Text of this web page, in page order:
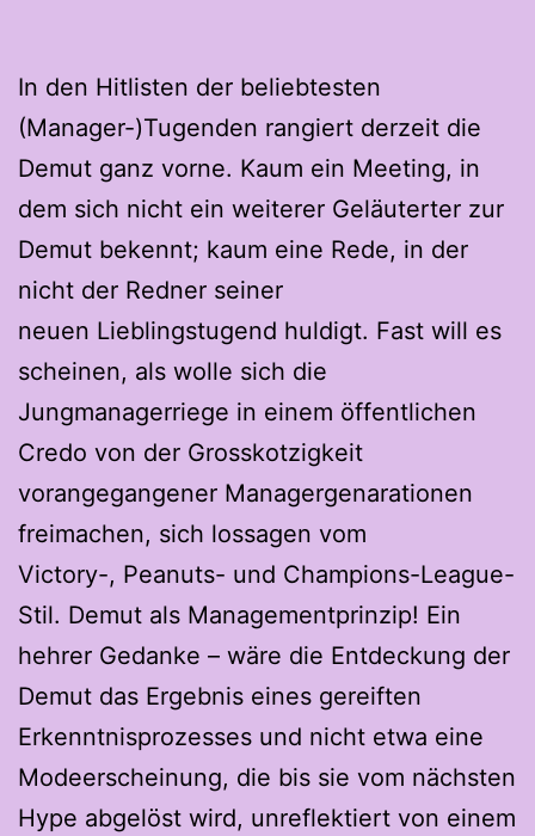
In den Hitlisten der beliebtesten
(Manager-)Tugenden rangiert derzeit die
Demut ganz vorne. Kaum ein Meeting, in
dem sich nicht ein weiterer Geläuterter zur
Demut bekennt; kaum eine Rede, in der
nicht der Redner seiner
neuen Lieblingstugend huldigt. Fast will es
scheinen, als wolle sich die
Jungmanagerriege in einem öffentlichen
Credo von der Grosskotzigkeit
vorangegangener Managergenarationen
freimachen, sich lossagen vom
Victory-, Peanuts- und Champions-League-
Stil. Demut als Managementprinzip! Ein
hehrer Gedanke – wäre die Entdeckung der
Demut das Ergebnis eines gereiften
Erkenntnisprozesses und nicht etwa eine
Modeerscheinung, die bis sie vom nächsten
Hype abgelöst wird, unreflektiert von einem